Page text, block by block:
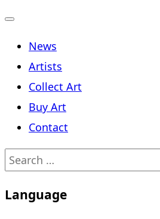
navigation
News
Artists
Collect Art
Buy Art
Contact
Search
Language